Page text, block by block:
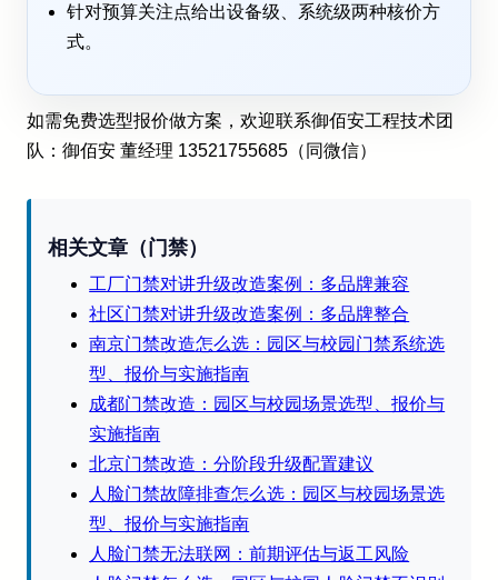
针对预算关注点给出设备级、系统级两种核价方
式。
如需免费选型报价做方案，欢迎联系御佰安工程技术团
队：御佰安 董经理 13521755685（同微信）
相关文章（门禁）
工厂门禁对讲升级改造案例：多品牌兼容
社区门禁对讲升级改造案例：多品牌整合
南京门禁改造怎么选：园区与校园门禁系统选
型、报价与实施指南
成都门禁改造：园区与校园场景选型、报价与
实施指南
北京门禁改造：分阶段升级配置建议
人脸门禁故障排查怎么选：园区与校园场景选
型、报价与实施指南
人脸门禁无法联网：前期评估与返工风险